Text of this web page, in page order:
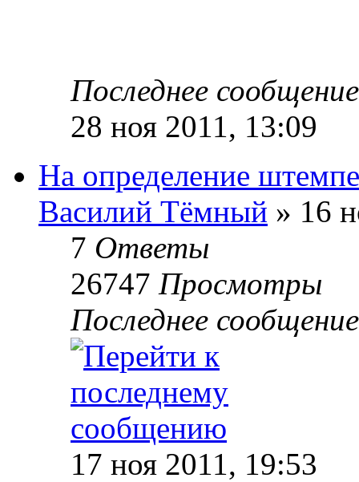
Последнее
28 ноя 2011, 13:09
На определение
Василий Тёмный » 16
7 Ответы
26747 Просмотры
Последнее
17 ноя 2011, 19:53